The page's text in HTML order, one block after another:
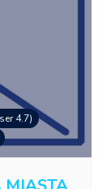
4.7)